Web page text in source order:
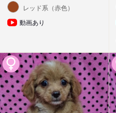
レッド系（赤色）
動画あり